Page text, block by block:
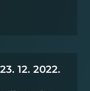
12. 2022.